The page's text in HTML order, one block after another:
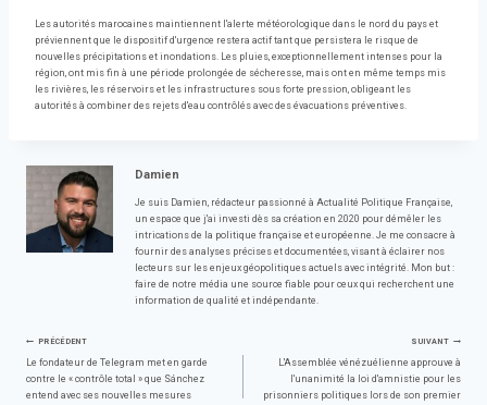
Les autorités marocaines maintiennent l'alerte météorologique dans le nord du pays et
préviennent que le dispositif d'urgence restera actif tant que persistera le risque de
nouvelles précipitations et inondations. Les pluies, exceptionnellement intenses pour la
région, ont mis fin à une période prolongée de sécheresse, mais ont en même temps mis
les rivières, les réservoirs et les infrastructures sous forte pression, obligeant les
autorités à combiner des rejets d'eau contrôlés avec des évacuations préventives.
Damien
Je suis Damien, rédacteur passionné à Actualité Politique Française,
un espace que j'ai investi dès sa création en 2020 pour démêler les
intrications de la politique française et européenne. Je me consacre à
fournir des analyses précises et documentées, visant à éclairer nos
lecteurs sur les enjeux géopolitiques actuels avec intégrité. Mon but :
faire de notre média une source fiable pour ceux qui recherchent une
information de qualité et indépendante.
Navigation
PRÉCÉDENT
Le fondateur de Telegram met en garde
contre le « contrôle total » que Sánchez
entend avec ses nouvelles mesures
SUIVANT
L'Assemblée vénézuélienne approuve à
l'unanimité la loi d'amnistie pour les
prisonniers politiques lors de son premier